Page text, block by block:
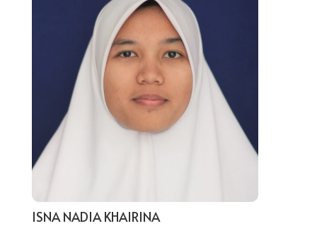
ISNA NADIA KHAIRINA